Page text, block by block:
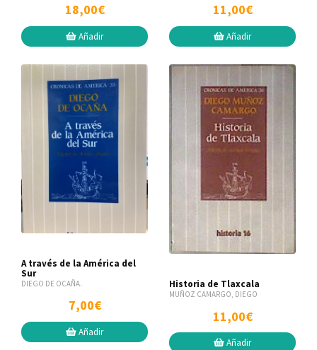
18,00€
Añadir
11,00€
Añadir
A través de la América del
Sur
DIEGO DE OCAÑA.
7,00€
Añadir
Historia de Tlaxcala
MUÑOZ CAMARGO, DIEGO
11,00€
Añadir